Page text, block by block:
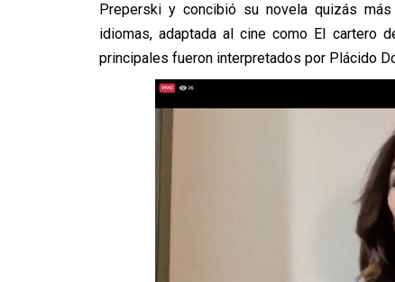
Preperski y concibió su novela quizás
idiomas, adaptada al cine como El cartero
principales fueron interpretados por Plácido